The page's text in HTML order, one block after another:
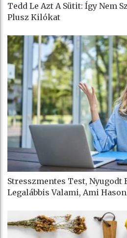
Tedd Le Azt A Sütit: Így Nem
Plusz Kilókat
Stresszmentes Test, Nyugodt
Legalábbis Valami, Ami